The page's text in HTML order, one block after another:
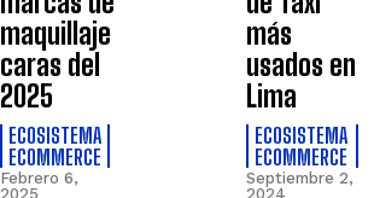
maquillaje
caras del
2025
ECOSISTEMA
ECOMMERCE
Febrero 6,
2025
más
usados en
Lima
ECOSISTEMA
ECOMMERCE
Septiembre 2,
2024